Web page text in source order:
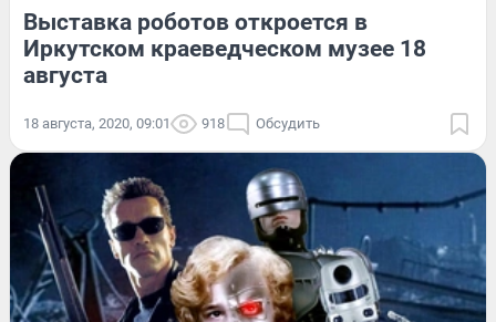
Выставка роботов откроется в
Иркутском краеведческом музее 18
августа
18 августа, 2020, 09:01 918 Обсудить